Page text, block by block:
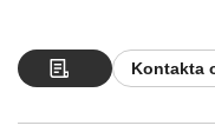
Kontakta